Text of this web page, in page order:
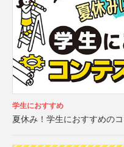
学生におすすめ
夏休み！学生におすすめの